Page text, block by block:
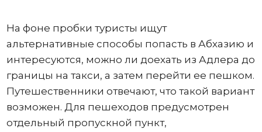
На фоне пробки туристы ищут
альтернативные способы попасть в Абхазию и
интересуются, можно ли доехать из Адлера до
границы на такси, а затем перейти ее пешком.
Путешественники отвечают, что такой вариант
возможен. Для пешеходов предусмотрен
отдельный пропускной пункт,